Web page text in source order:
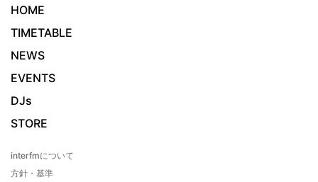
HOME
TIMETABLE
NEWS
EVENTS
DJs
STORE
interfmについて
方針・基準